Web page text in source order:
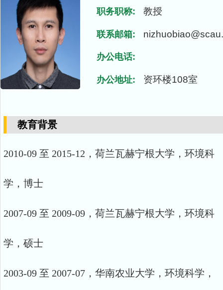
职务职称: 教授
联系邮箱:
办公电话:
办公地址: 资环楼108室
教育背景
2010-09 至 2015-12，荷兰瓦赫宁根大学，环境科
学，博士
2007-09 至 2009-09，荷兰瓦赫宁根大学，环境科
学，硕士
2003-09 至 2007-07，华南农业大学，环境科学，